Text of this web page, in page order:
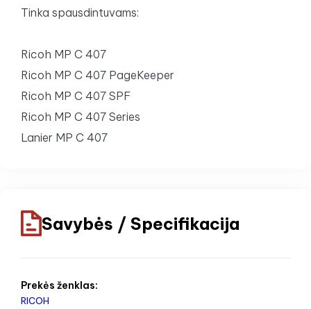
Tinka spausdintuvams:
Ricoh MP C 407
Ricoh MP C 407 PageKeeper
Ricoh MP C 407 SPF
Ricoh MP C 407 Series
Lanier MP C 407
Savybės / Specifikacija
Prekės ženklas:
RICOH